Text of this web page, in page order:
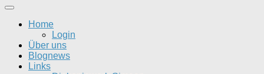
Home
Login
Über uns
Blognews
Links